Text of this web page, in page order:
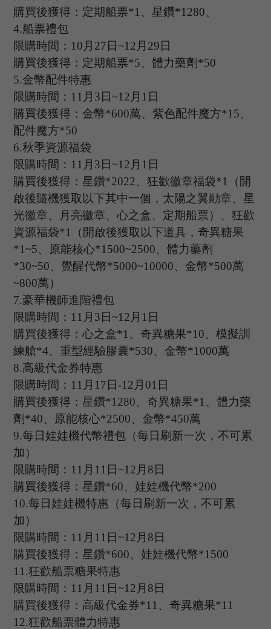
購買後獲得：定期船票*1 、星鑽*1280、
4.船票禮包
限購時間： 10 月 27日~12 月 29日
購買後獲得：定期船票*5、體力藥劑 *50
5.金幣配件特惠
限購時間： 11 月 3日~12 月 1日
購買後獲得：金幣*600萬、紫色配件魔方*15、
配件魔方*50
6.秋季資源福袋
限購時間： 11 月 3日~12 月 1日
購買後獲得：星鑽*2022、狂歡徽章福袋*1
（開
啟後隨機獲取以下其中一個，太陽之翼勛章、星
光徽章、月亮徽章、心之盒、定期船票）、狂歡
資源福袋*1
（開啟後獲取以下道具，奇異糖果
*1~5、原能核心*1500~2500、體力藥劑
*30~50、覺醒代幣*5000~10000、金幣*500萬
~800萬）
7.豪華機師進階禮包
限購時間： 11 月 3日~12 月 1日
購買後獲得：心之盒*1 、奇異糖果*10、模擬訓
練艙*4、重型經驗膠囊*530、金幣*1000萬
8.高級代金券特惠
限購時間： 11 月 17日-12 月01 日
購買後獲得：星鑽*1280、奇異糖果*1 、體力藥
劑 *40、原能核心*2500、金幣*450萬
9.每日娃娃機代幣禮包（每日刷新一次，不可累
加）
限購時間： 11 月 11 日~12 月 8日
購買後獲得：星鑽*60、娃娃機代幣*200
10.每日娃娃機特惠（每日刷新一次，不可累
加）
限購時間： 11 月 11 日~12 月 8日
購買後獲得：星鑽*600、娃娃機代幣*1500
11.狂歡船票糖果特惠
限購時間： 11 月 11 日~12 月 8日
購買後獲得：高級代金券*11 、奇異糖果*11
12.狂歡船票體力特惠